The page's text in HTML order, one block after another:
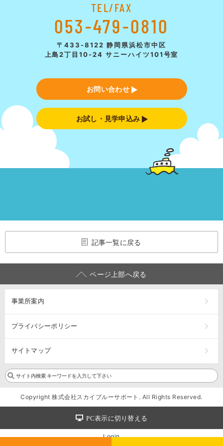
TEL/FAX
053-479-0810
〒433-8122 静岡県浜松市中区
上島2丁目10-24 サニーハイツ101号室
お問い合わせ
お試し・見学申込み
記事一覧に戻る
ページ上部へ戻る
事業所案内
プライバシーポリシー
サイトマップ
Copyright 株式会社スカイブルーサポート. All Rights Reserved.
PC表示に切り替える
Login